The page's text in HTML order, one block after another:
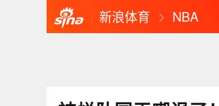
新浪体育 NBA